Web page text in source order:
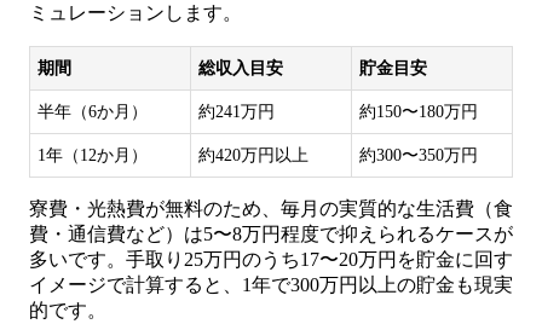
ミュレーションします。
期間 総収入目安 貯金目安
半年（6か月） 約241万円 約150〜180万円
1年（12か月） 約420万円以上 約300〜350万円
寮費・光熱費が無料のため、毎月の実質的な生活費（食
費・通信費など）は5〜8万円程度で抑えられるケースが
多いです。手取り25万円のうち17〜20万円を貯金に回す
イメージで計算すると、1年で300万円以上の貯金も現実
的です。